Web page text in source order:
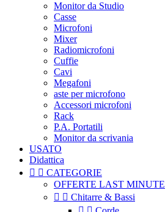
Monitor da Studio
Casse
Microfoni
Mixer
Radiomicrofoni
Cuffie
Cavi
Megafoni
aste per microfono
Accessori microfoni
Rack
P.A. Portatili
Monitor da scrivania
USATO
Didattica
  CATEGORIE
OFFERTE LAST MINUTE
  Chitarre & Bassi